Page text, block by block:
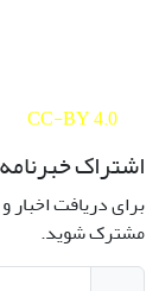
CC-BY 4.0
اشتراک خبرنامه
برای دریافت اخبار
مشترک شوید.